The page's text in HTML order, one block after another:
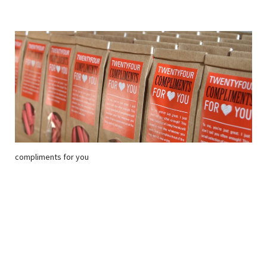
compliments for you